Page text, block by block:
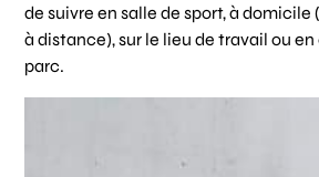
de suivre en salle de sport, à
à distance), sur le lieu de travail ou
parc.